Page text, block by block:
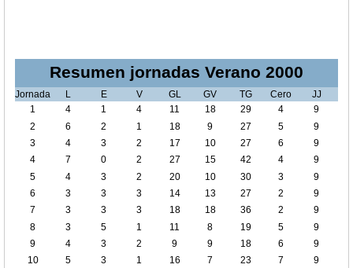
Resumen jornadas Verano 2000
Jornada L E V GL GV TG Cero
JJ
1
4 1 4 11 18 29 4
9
2
6 2 1 18 9 27 5
9
3
4 3 2 17 10 27 6
9
4
7 0 2 27 15 42 4
9
5
4 3 2 20 10 30 3
9
6
3 3 3 14 13 27 2
9
7
3 3 3 18 18 36 2
9
8
3 5 1 11 8 19 5
9
9
4 3 2 9 9 18 6
9
10
5 3 1 16 7 23 7
9